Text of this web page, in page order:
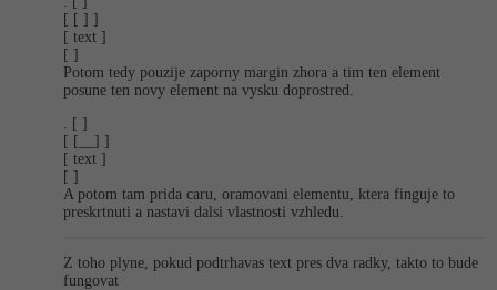
[ [ ] ]
[ text ]
[ ]
Potom tedy pouzije zaporny margin zhora a tim ten element
posune ten novy element na vysku doprostred.
. [ ]
[ [__] ]
[ text ]
[ ]
A potom tam prida caru, oramovani elementu, ktera finguje to
preskrtnuti a nastavi dalsi vlastnosti vzhledu.
Z toho plyne, pokud podtrhavas text pres dva radky, takto to bude
fungovat